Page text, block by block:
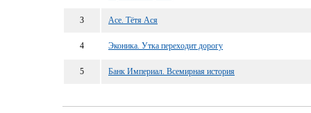
3 Ace. Тётя Ася
4 Эконика. Утка переходит дорогу
5 Банк Империал. Всемирная история